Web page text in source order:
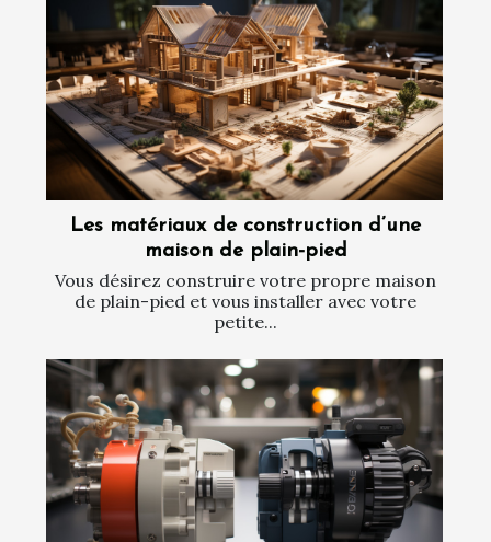
Les matériaux de construction d’une
maison de plain-pied
Vous désirez construire votre propre maison
de plain-pied et vous installer avec votre
petite...